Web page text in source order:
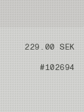
229.00 SEK
#102694